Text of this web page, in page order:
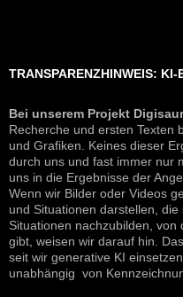
TRANSPARENZHINWEIS:
Bei unserem Projekt
Recherche und ersten Texten
und Grafiken. Keines dieser
durch uns und fast immer nur
uns in die Ergebnisse der
Wenn wir Bilder oder Videos
und Situationen darstellen,
Situationen nachzubilden,
gibt, weisen wir darauf hin.
seit wir generative KI
unabhängig von